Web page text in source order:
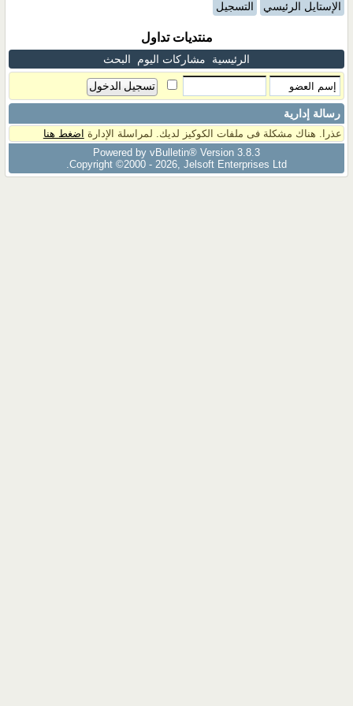
الإستايل الرئيسي التسجيل
منتديات تداول
الرئيسية مشاركات اليوم البحث
رسالة إدارية
عذرا. هناك مشكلة فى ملفات الكوكيز لديك. لمراسلة الإدارة اضغط هنا
Powered by vBulletin® Version 3.8.3
Copyright ©2000 - 2026, Jelsoft Enterprises Ltd.